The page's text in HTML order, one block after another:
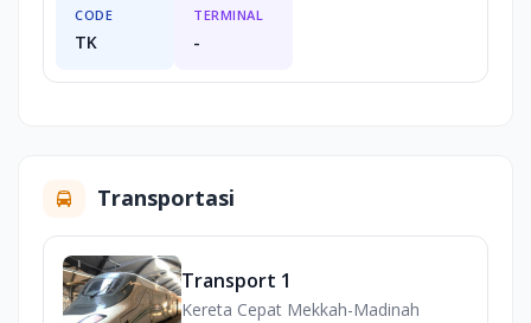
CODE
TK
TERMINAL
-
Transportasi
Transport 1
Kereta Cepat Mekkah-Madinah